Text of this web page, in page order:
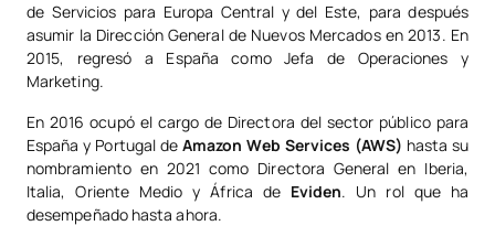
de Servicios para Europa Central y del Este, para después
asumir la Dirección General de Nuevos Mercados en 2013. En
2015, regresó a España como Jefa de Operaciones y
Marketing.
En 2016 ocupó el cargo de Directora del sector público para
España y Portugal deAmazon Web Services (AWS) hasta su
nombramiento en 2021 como Directora General en Iberia,
Italia, Oriente Medio y África de Eviden. Un rol que ha
desempeñado hasta ahora.